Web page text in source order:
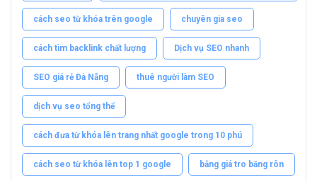
cách seo từ khóa trên google chuyên gia seo
cách tìm backlink chất lượng Dịch vụ SEO nhanh
SEO giá rẻ Đà Nẵng thuê người làm SEO
dịch vụ seo tổng thể
cách đưa từ khóa lên trang nhất google trong 10 phú
cách seo từ khóa lên top 1 google bảng giá tro băng rôn